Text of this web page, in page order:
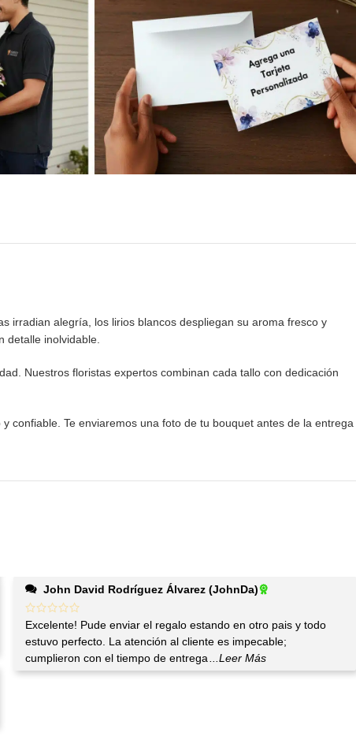
irradian alegría, los lirios blancos despliegan su aroma fresco y
detalle inolvidable.
Nuestros floristas expertos combinan cada tallo con dedicación
confiable. Te enviaremos una foto de tu bouquet antes de la entrega
John David Rodríguez Álvarez (JohnDa)
Excelente! Pude enviar el regalo estando en otro pais y todo
estuvo perfecto. La atención al cliente es impecable;
cumplieron con el tiempo de entrega
...Leer Más